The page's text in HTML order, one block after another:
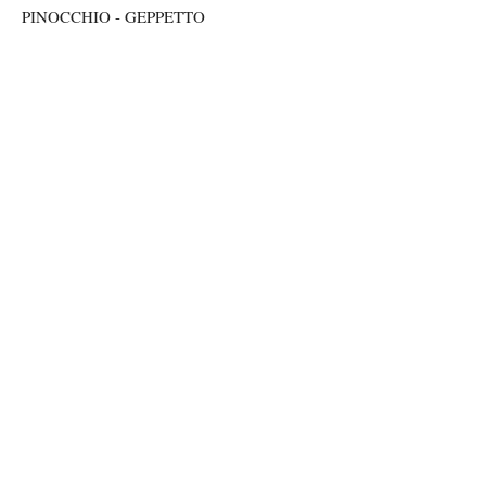
PINOCCHIO - GEPPETTO